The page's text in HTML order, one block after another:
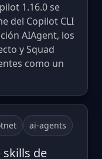
1.16.0 se
del Copilot CLI
AIAgent, los
y Squad
como un
ai-agents
skills de